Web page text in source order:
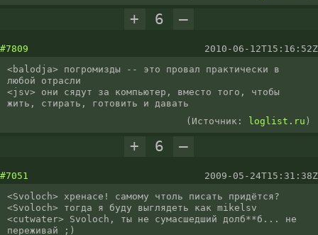
+ 6 –
#7809
2010-06-12T15:16:52Z
<balodja> погромизды -- это провал практически в
любой отрасли
<jsv> они сядут за компьютер, вместо того, чтобы
жить, стирать, готовить и давать
(Источник: loglist.ru )
+ 6 –
#7051
2009-05-24T15:31:38Z
<Svoloch> хренасе! самому чтоль писать придётся?
<Svoloch> тогда я буду выглядеть как mikelsv
<cutwater> Svoloch, ты не сумасшедший долб**б... не
переживай ;)